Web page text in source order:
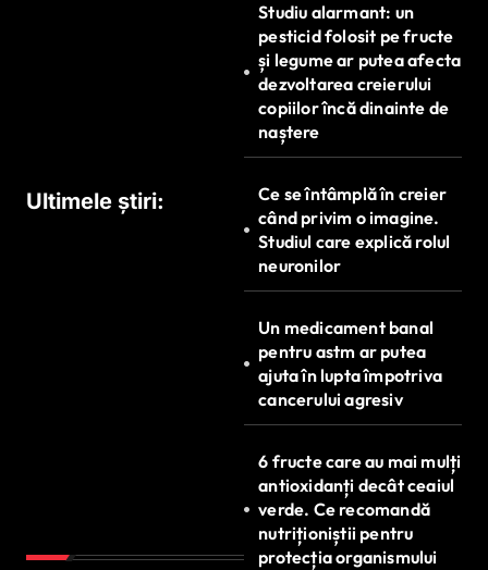
e
Ultimele știri:
Studiu alarmant: un
pesticid folosit pe fructe
și legume ar putea afecta
dezvoltarea creierului
copiilor încă dinainte de
naștere
Ce se întâmplă în creier
când privim o imagine.
Studiul care explică rolul
neuronilor
Un medicament banal
pentru astm ar putea
ajuta în lupta împotriva
cancerului agresiv
6 fructe care au mai mulți
antioxidanți decât ceaiul
verde. Ce recomandă
nutriționiștii pentru
protecția organismului